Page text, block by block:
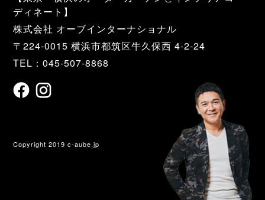
ディネート】
株式会社 オーブインターナショナル
〒224-0015 横浜市都筑区牛久保西 4-2-24
TEL：045-507-8868
Copyright 2019 c-aube.jp